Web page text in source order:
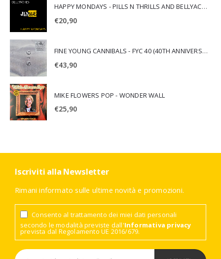
HAPPY MONDAYS - PILLS N THRILLS AND BELLYACHES
€20,90
FINE YOUNG CANNIBALS - FYC 40 (40TH ANNIVERSARY)
€43,90
MIKE FLOWERS POP - WONDER WALL
€25,90
Iscriviti alla Newsletter
Rimani informato sulle ultime novità e promozioni.
Consento al trattamento dei miei dati personali
secondo le modalità previste dall'Informativa privacy
prevista dal Regolamento UE 2016/679.